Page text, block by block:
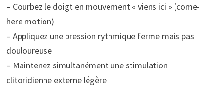
– Courbez le doigt en mouvement « viens ici » (come-
here motion)
– Appliquez une pression rythmique ferme mais pas
douloureuse
– Maintenez simultanément une stimulation
clitoridienne externe légère